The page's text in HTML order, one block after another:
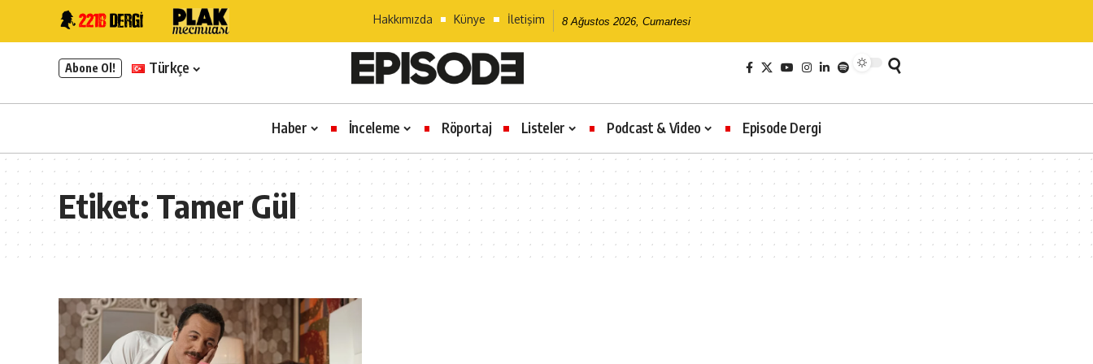
Hakkımızda Künye İletişim 8 Ağustos 2026, Cumartesi
Abone Ol! Türkçe
Haber İnceleme Röportaj Listeler Podcast & Video Episode Dergi
Etiket:Tamer Gül